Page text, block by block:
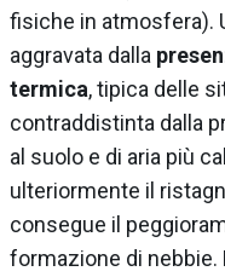
fisiche in atmosfera).
aggravata dalla
termica, tipica delle
contraddistinta dalla
al suolo e di aria più
ulteriormente il
consegue il
formazione di nebbie.